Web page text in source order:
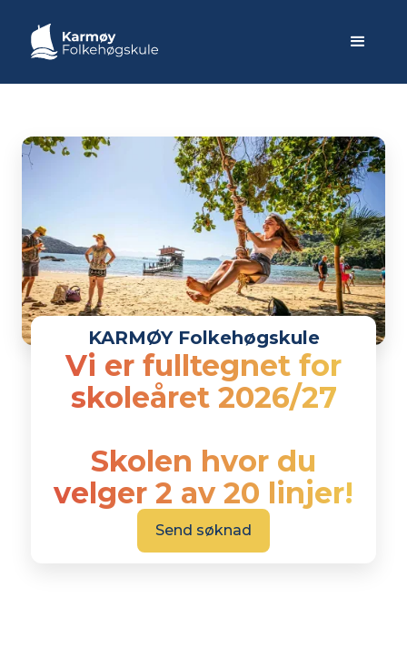
Slide 2 of 6.
KARMØY Folkehøgskule
Vi er fulltegnet for
skoleåret 2026/27
Skolen hvor du
velger 2 av 20 linjer!
Send søknad